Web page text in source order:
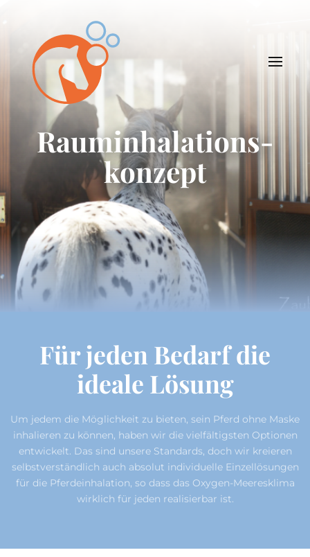
Rauminhalations-
konzept
Für jeden Bedarf die
ideale Lösung
Um jedem die Möglichkeit zu bieten, sein Pferd ohne Maske
inhalieren zu können, haben wir die vielfältigsten Optionen
entwickelt. Das sind unsere Standards, doch wir kreieren
selbstverständlich auch absolut individuelle Einzellösungen
für die Pferdeinhalation, so dass das Oxygen-Meeresklima
wirklich für jeden realisierbar ist.